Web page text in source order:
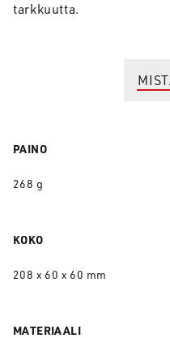
tarkkuutta.
PAINO
268 g
KOKO
208 x 60 x 60 mm
MATERIAALI